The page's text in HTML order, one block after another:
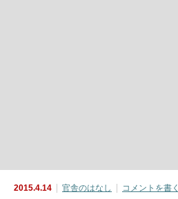
2015.4.14 官舎のはなし コメントを書く